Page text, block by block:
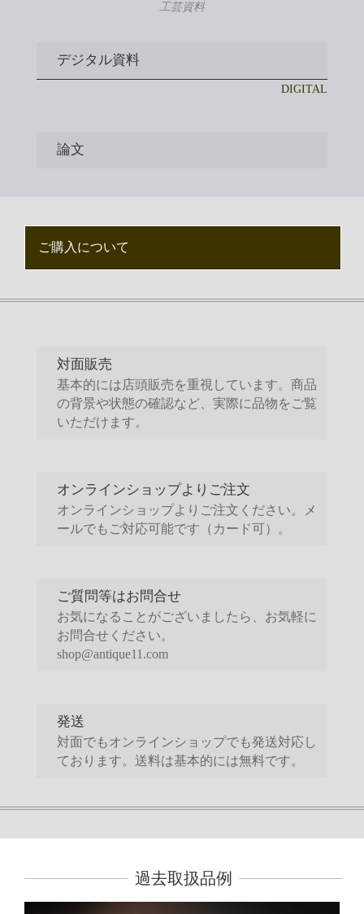
工芸資料
デジタル資料
DIGITAL
論文
ご購入について
対面販売
基本的には店頭販売を重視しています。商品
の背景や状態の確認など、実際に品物をご覧
いただけます。
オンラインショップよりご注文
オンラインショップよりご注文ください。メ
ールでもご対応可能です（カード可）。
ご質問等はお問合せ
お気になることがございましたら、お気軽に
お問合せください。
shop@antique11.com
発送
対面でもオンラインショップでも発送対応し
ております。送料は基本的には無料です。
過去取扱品例